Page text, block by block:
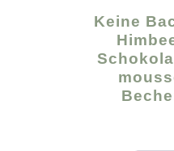
Keine Backen